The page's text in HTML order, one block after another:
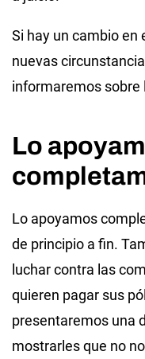
Si hay un cambio en
nuevas
informaremos sobre
Lo
Lo apoyamos
de principio a fin.
luchar contra las
quieren pagar sus
presentaremos una
mostrarles que no